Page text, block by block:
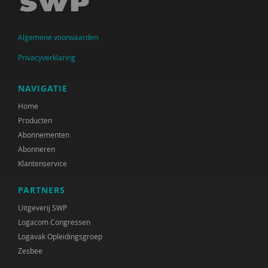
Judith den Besten
Koninkrijksrelaties
Arjan Blokland
Anne-Mei Blom
Martine Blom
Leonieke Boendermaker
Arjan Bolt
Inge Bongers
Sanne Boschman
Algemene voorwaarden
Privacyverklaring
NAVIGATIE
Home
Producten
Abonnementen
Abonneren
Klantenservice
PARTNERS
Uitgeverij SWP
Logacom Congressen
Logavak Opleidingsgroep
Zesbee